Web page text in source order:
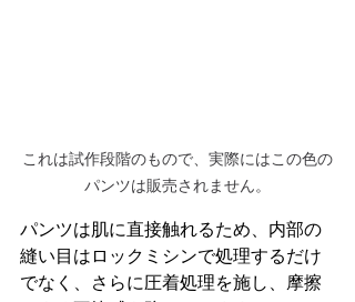
これは試作段階のもので、実際にはこの色の
パンツは販売されません。
パンツは肌に直接触れるため、内部の
縫い目はロックミシンで処理するだけ
でなく、さらに圧着処理を施し、摩擦